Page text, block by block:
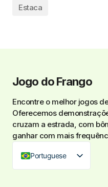
Estaca
Jogo do Frango
Encontre o melhor jogos
Oferecemos
cruzam a estrada, com
ganhar com mais
Portuguese